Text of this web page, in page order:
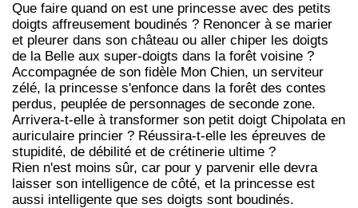
Que faire quand on est une princesse avec des petits
doigts affreusement boudinés ? Renoncer à se marier
et pleurer dans son château ou aller chiper les doigts
de la Belle aux super-doigts dans la forêt voisine ?
Accompagnée de son fidèle Mon Chien, un serviteur
zélé, la princesse s'enfonce dans la forêt des contes
perdus, peuplée de personnages de seconde zone.
Arrivera-t-elle à transformer son petit doigt Chipolata en
auriculaire princier ? Réussira-t-elle les épreuves de
stupidité, de débilité et de crétinerie ultime ?
Rien n'est moins sûr, car pour y parvenir elle devra
laisser son intelligence de côté, et la princesse est
aussi intelligente que ses doigts sont boudinés.